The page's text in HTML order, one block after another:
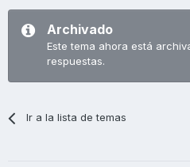
Archivado
Este tema ahora está
respuestas.
Ir a la lista de temas